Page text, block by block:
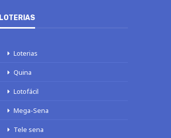
LOTERIAS
Loterias
Quina
Lotofácil
Mega-Sena
Tele sena